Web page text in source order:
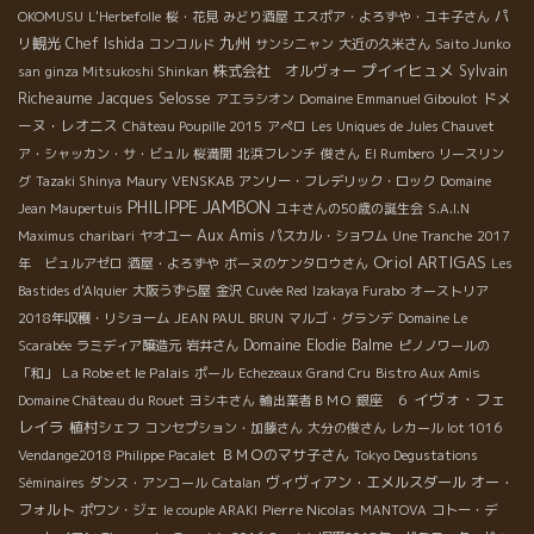
OKOMUSU L'Herbefolle 桜・花見 みどり酒屋 エスポア・よろずや・ユキ子さん パ
リ観光 Chef Ishida コンコルド 九州 サンシニャン 大近の久米さん Saito Junko
san ginza Mitsukoshi Shinkan 株式会社 オルヴォー プイイヒュメ Sylvain
Richeaume Jacques Selosse アエラシオン Domaine Emmanuel Giboulot ドメ
ーヌ・レオニス Château Poupille 2015 アぺロ Les Uniques de Jules Chauvet
ア・シャッカン・サ・ビュル 桜満開 北浜フレンチ 俊さん El Rumbero リースリン
グ Tazaki Shinya Maury VENSKAB アンリー・フレデリック・ロック Domaine
Jean Maupertuis PHILIPPE JAMBON ユキさんの50歳の誕生会 S.A.I.N
Maximus charibari ヤオユー Aux Amis パスカル・ショワム Une Tranche 2017
年 ビュルアゼロ 酒屋・よろずや ボーヌのケンタロウさん Oriol ARTIGAS Les
Bastides d'Alquier 大阪うずら屋 金沢 Cuvée Red Izakaya Furabo オーストリア
2018年収穫・リショーム JEAN PAUL BRUN マルゴ・グランデ Domaine Le
Scarabée ラミディア醸造元 岩井さん Domaine Elodie Balme ピノノワールの
「和」
La Robe et le Palais ポール Echezeaux Grand Cru Bistro Aux Amis
Domaine Château du Rouet ヨシキさん 輸出業者ＢＭＯ 銀座 ６ イヴォ・フェ
レイラ 植村シェフ コンセプション・加藤さん 大分の俊さん レカール lot 1016
Vendange2018 Philippe Pacalet ＢＭＯのマサ子さん Tokyo Degustations
Séminaires ダンス・アンコール Catalan ヴィヴィアン・エメルスダール オー・
フォルト ポワン・ジェ le couple ARAKI Pierre Nicolas MANTOVA コトー・デ